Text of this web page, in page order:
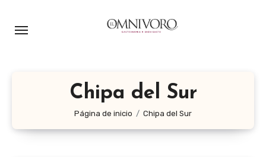
Chipa del Sur
Página de inicio Chipa del Sur